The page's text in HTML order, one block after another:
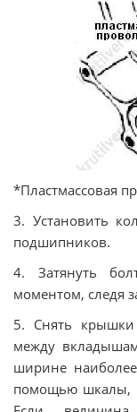
*Пластмассовая
3. Установить
подшипников.
4. Затянуть
моментом, следя
5. Снять
между
ширине
помощью шкалы,